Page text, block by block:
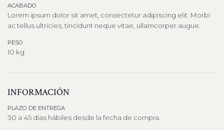
ACABADO
Lorem ipsum dolor sit amet, consectetur adipiscing elit. Morbi
ac tellus ultricies, tincidunt neque vitae, ullamcorper augue.
PESO
10 kg
INFORMACIÓN
PLAZO DE ENTREGA
30 a 45 días hábiles desde la fecha de compra.